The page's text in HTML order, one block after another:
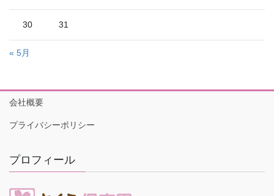
30 31
« 5月
会社概要
プライバシーポリシー
プロフィール